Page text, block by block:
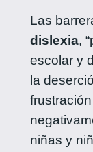
Las
dislexia,
escolar y
la
niñas y